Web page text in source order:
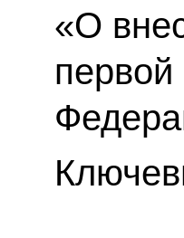
«О
первой